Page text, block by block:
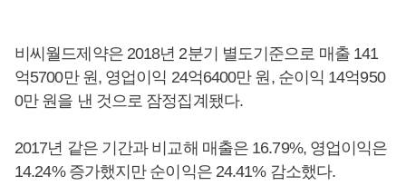
비씨월드제약은 2018년 2분기 별도기준으로 매출 141
억5700만 원, 영업이익 24억6400만 원, 순이익 14억950
0만 원을 낸 것으로 잠정집계됐다.
2017년 같은 기간과 비교해 매출은 16.79%, 영업이익은
14.24% 증가했지만 순이익은 24.41% 감소했다.